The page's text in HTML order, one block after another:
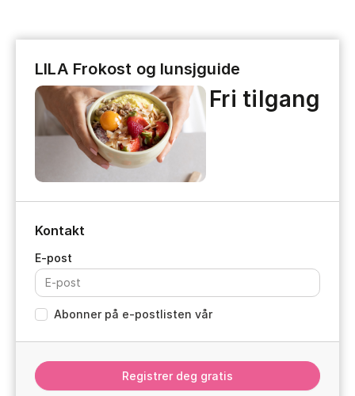
LILA Frokost og lunsjguide
Fri tilgang
Kontakt
Abonner på e-postlisten vår
Registrer deg gratis